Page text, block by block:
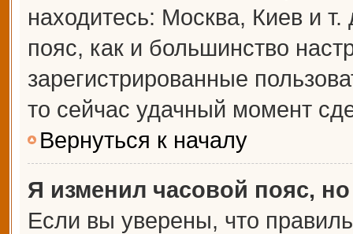
находитесь: Москва, Киев и
пояс, как и большинство
зарегистрированные
то сейчас удачный момент
Вернуться к началу
Я изменил часовой пояс,
Если вы уверены, что